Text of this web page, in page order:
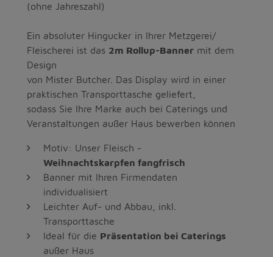
(ohne Jahreszahl)
Ein absoluter Hingucker in Ihrer Metzgerei/
Fleischerei ist das 2m Rollup-Banner mit dem
Design
von Mister Butcher. Das Display wird in einer
praktischen Transporttasche geliefert,
sodass Sie Ihre Marke auch bei Caterings und
Veranstaltungen außer Haus bewerben können
Motiv: Unser Fleisch -
Weihnachtskarpfen fangfrisch
Banner mit Ihren Firmendaten
individualisiert
Leichter Auf- und Abbau, inkl.
Transporttasche
Ideal für die Präsentation bei Caterings
außer Haus